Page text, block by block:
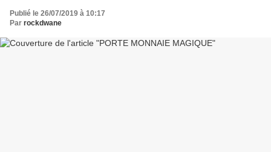
Publié le 26/07/2019 à 10:17
Par rockdwane